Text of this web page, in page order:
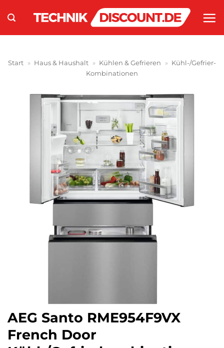
Inhalt
springen
Start » Haus & Haushalt » Kühlen & Gefrieren » Kühl-/Gefrier-
Kombinationen
AEG Santo RME954F9VX
French Door